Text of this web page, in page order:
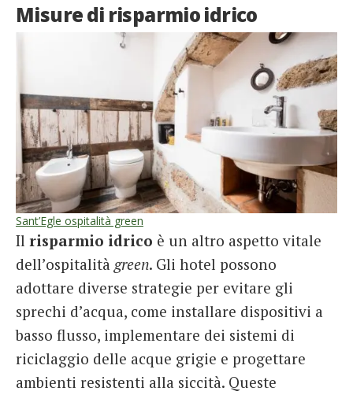
Misure di risparmio idrico
Sant’Egle ospitalità green
Il risparmio idrico è un altro aspetto vitale
dell’ospitalità green. Gli hotel possono
adottare diverse strategie per evitare gli
sprechi d’acqua, come installare dispositivi a
basso flusso, implementare dei sistemi di
riciclaggio delle acque grigie e progettare
ambienti resistenti alla siccità. Queste